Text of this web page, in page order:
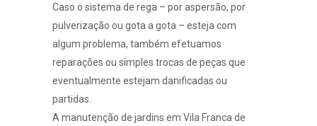
Caso o sistema de rega – poraspersão, por
pulverização ou gota a gota – esteja com
algum problema, também efetuamos
reparações ou simples trocas de peças que
eventualmente estejam danificadas ou
partidas.
A manutenção de jardins em Vila Franca de